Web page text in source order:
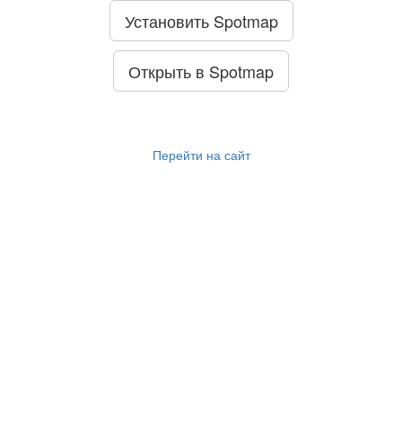
Установить Spotmap
Открыть в Spotmap
Перейти на сайт